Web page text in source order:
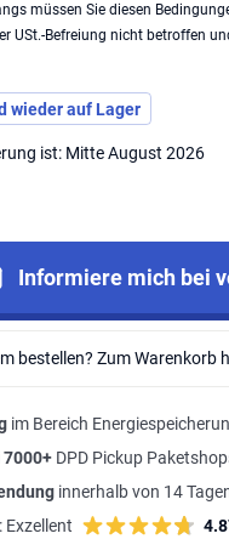
müssen Sie diesen
USt.-Befreiung nicht betroffen
wieder auf Lager
ist: Mitte August 2026
Informiere mich bei
bestellen? Zum Warenkorb
im Bereich
7000+ DPD Pickup
innerhalb von 14
Exzellent